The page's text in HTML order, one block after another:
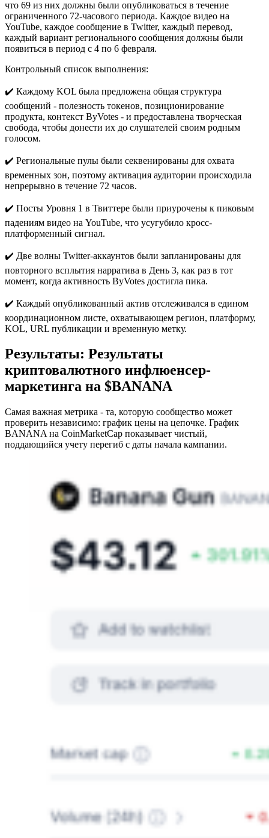
что 69 из них должны были опубликоваться в течение
ограниченного 72-часового периода. Каждое видео на
YouTube, каждое сообщение в Twitter, каждый перевод,
каждый вариант регионального сообщения должны были
появиться в период с 4 по 6 февраля.
Контрольный список выполнения:
✔️ Каждому KOL была предложена общая структура
сообщений - полезность токенов, позиционирование
продукта, контекст ByVotes - и предоставлена творческая
свобода, чтобы донести их до слушателей своим родным
голосом.
✔️ Региональные пулы были секвенированы для охвата
временных зон, поэтому активация аудитории происходила
непрерывно в течение 72 часов.
✔️ Посты Уровня 1 в Твиттере были приурочены к пиковым
падениям видео на YouTube, что усугубило кросс-
платформенный сигнал.
✔️ Две волны Twitter-аккаунтов были запланированы для
повторного всплытия нарратива в День 3, как раз в тот
момент, когда активность ByVotes достигла пика.
✔️ Каждый опубликованный актив отслеживался в едином
координационном листе, охватывающем регион, платформу,
KOL, URL публикации и временную метку.
Результаты: Результаты
криптовалютного инфлюенсер-
маркетинга на $BANANA
Самая важная метрика - та, которую сообщество может
проверить независимо: график цены на цепочке. График
BANANA на CoinMarketCap показывает чистый,
поддающийся учету перегиб с даты начала кампании.